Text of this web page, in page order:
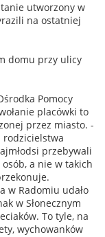
utworzony w
na ostatniej
domu przy ulicy
Pomocy
placówki to
przez miasto. -
rodzicielstwa
przebywali
a nie w takich
w Radomiu udało
w Słonecznym
To tyle, na
wychowanków